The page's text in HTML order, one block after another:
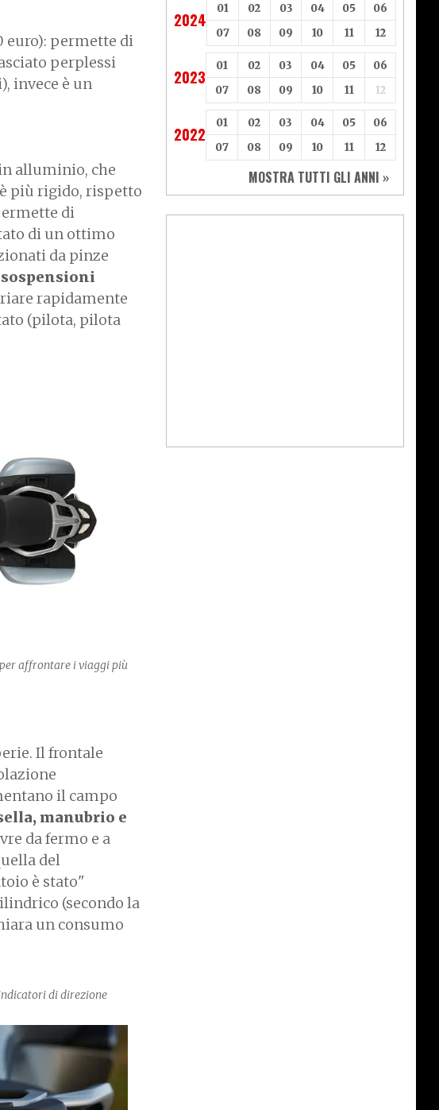
euro): permette di
perplessi
invece è un
alluminio, che
più rigido, rispetto
di
di un ottimo
da pinze
sospensioni
rapidamente
(pilota, pilota
affrontare i viaggi più
Il frontale
il campo
manubrio e
da fermo e a
del
è stato"
(secondo la
un consumo
di direzione
2024
01 02 03 04 05
06
07
08 09 10 11 12
2023
01 02 03 04 05
06
07
08 09 10 11 12
2022
01 02 03 04 05
06
07
08 09 10 11 12
MOSTRA TUTTI GLI ANNI »